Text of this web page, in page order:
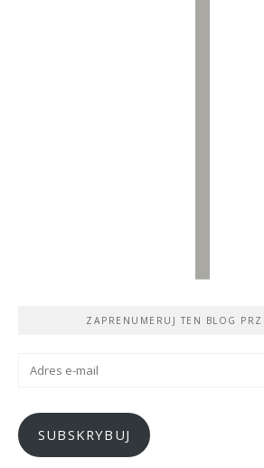
ZAPRENUMERUJ TEN BLOG
SUBSKRYBUJ